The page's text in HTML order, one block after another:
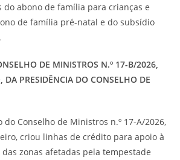
do abono de família para crianças e
de família pré-natal e do subsídio
.
DE MINISTROS N.º 17-B/2026,
DA PRESIDÊNCIA DO CONSELHO DE
do Conselho de Ministros n.º 17-A/2026,
criou linhas de crédito para apoio à
zonas afetadas pela tempestade